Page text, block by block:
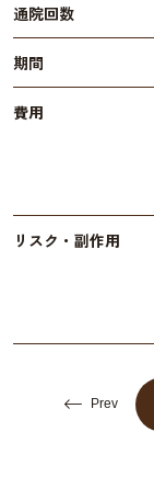
通院回数
期間
費用
リスク・副作用
Prev